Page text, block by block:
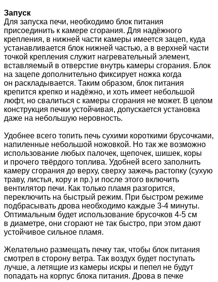
Запуск
Для запуска печи, необходимо блок питания
присоединить к камере сгорания. Для надёжного
крепления, в нижней части камеры имеется зацеп, куда
устанавливается блок нижней частью, а в верхней части
точкой крепления служит нагревательный элемент,
вставляемый в отверстие внутрь камеры сгорания. Блок
на зацепе дополнительно фиксирует ножка когда
он раскладывается. Таким образом, блок питания
крепится крепко и надёжно, и хоть имеет небольшой
люфт, но свалиться с камеры сгорания не может. В целом
конструкция печки устойчивая, допускается установка
даже на небольшую неровность.
Удобнее всего топить печь сухими короткими брусочками,
напиленные небольшой ножовкой. Но так же возможно
использование любых палочек, щепочек, шишек, коры
и прочего твёрдого топлива. Удобней всего заполнить
камеру сгорания до верху, сверху зажечь растопку (сухую
траву, листья, кору и пр.) и после этого включить
вентилятор печи. Как только пламя разгорится,
переключить на быстрый режим. При быстром режиме
подбрасывать дрова необходимо каждые 3-4 минуты.
Оптимальным будет использование брусочков 4-5 см
в диаметре, они сгорают не так быстро, при этом дают
устойчивое сильное пламя.
Желательно размещать печку так, чтобы блок питания
смотрел в сторону ветра. Так воздух будет поступать
лучше, а летящие из камеры искры и пепел не будут
попадать на корпус блока питания. Дрова в печке